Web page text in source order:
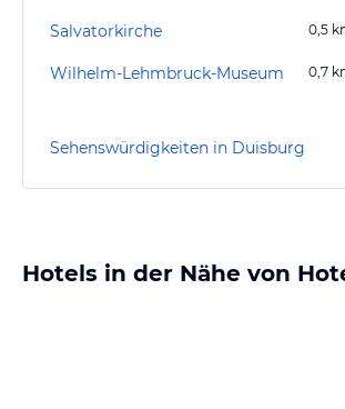
Salvatorkirche 0,5
Wilhelm-Lehmbruck-Museum 0,7
Sehenswürdigkeiten in Duisburg
Hotels in der Nähe von